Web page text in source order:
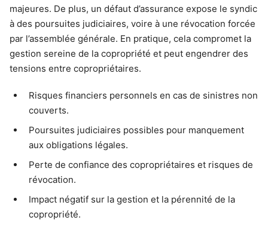
majeures. De plus, un défaut d’assurance expose le syndic
à des poursuites judiciaires, voire à une révocation forcée
par l’assemblée générale. En pratique, cela compromet la
gestion sereine de la copropriété et peut engendrer des
tensions entre copropriétaires.
Risques financiers personnels en cas de sinistres non
couverts.
Poursuites judiciaires possibles pour manquement
aux obligations légales.
Perte de confiance des copropriétaires et risques de
révocation.
Impact négatif sur la gestion et la pérennité de la
copropriété.